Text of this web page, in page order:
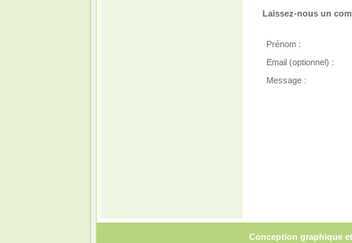
Laissez-nous un
Prénom :
Email (optionnel) :
Message :
Conception graphique